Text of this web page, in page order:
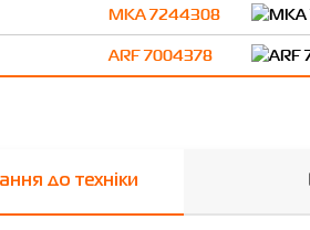
MKA 7244308
ARF 7004378
до техніки